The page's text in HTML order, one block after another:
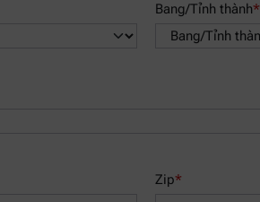
Bang/Tỉnh thành*
Zip*